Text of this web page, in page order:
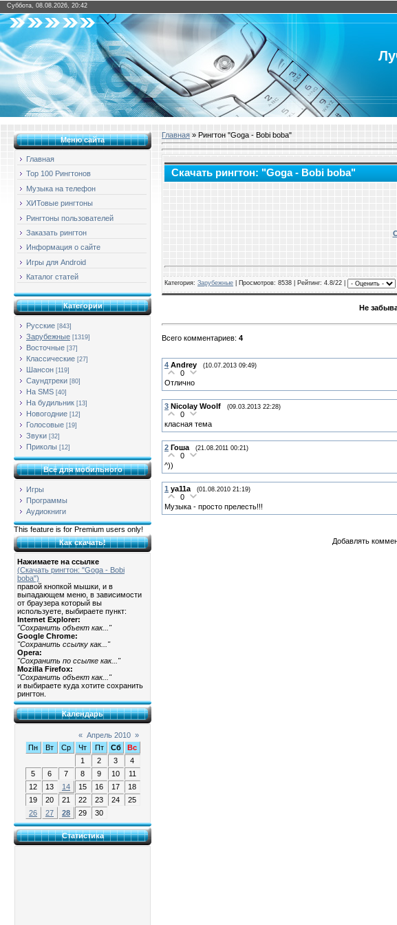
Суббота, 08.08.2026, 20:42
Меню сайта
Главная
Top 100 Рингтонов
Музыка на телефон
ХИТовые рингтоны
Рингтоны пользователей
Заказать рингтон
Информация о сайте
Игры для Android
Каталог статей
Категории
Русские [843]
Зарубежные [1319]
Восточные [37]
Классические [27]
Шансон [119]
Саундтреки [80]
На SMS [40]
На будильник [13]
Новогодние [12]
Голосовые [19]
Звуки [32]
Приколы [12]
Всё для мобильного
Игры
Программы
Аудиокниги
This feature is for Premium users only!
Как скачать!
Нажимаете на ссылке
(Скачать рингтон: "Goga - Bobi
boba")
правой кнопкой мышки, и в
выпадающем меню, в зависимости
от браузера который вы
используете, выбираете пункт:
Internet Explorer:
"Сохранить объект как..."
Google Chrome:
"Сохранить ссылку как..."
Opera:
"Сохранить по ссылке как..."
Mozilla Firefox:
"Сохранить объект как..."
и выбираете куда хотите сохранить
рингтон.
Календарь
« Апрель 2010 »
Пн
Вт Ср Чт Пт Сб
Вс
1
2 3
4
5
6 7 8 9 10
11
12
13 14 15 16 17
18
19
20 21 22 23 24
25
26
27 28 29 30
Статистика
Главная » Рингтон "Goga - Bobi boba"
Скачать рингтон: "Goga - Bobi boba"
Категория: Зарубежные Просмотров: 8538 | Рейтинг: 4.8/22 |
Не
Всего комментариев: 4
4 Andrey (10.07.2013 09:49)
0
Отлично
3 Nicolay Woolf (09.03.2013 22:28)
0
класная тема
2 Гоша (21.08.2011 00:21)
0
^))
1 ya11a (01.08.2010 21:19)
0
Музыка - просто прелесть!!!
Добавлять